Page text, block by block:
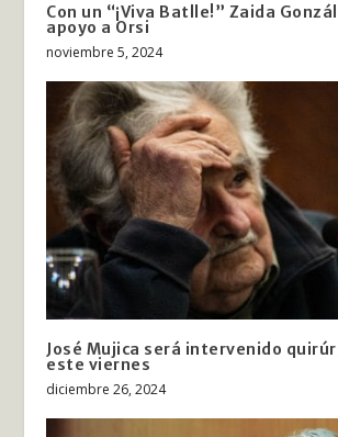
Con un “¡Viva Batlle!” Zaida
apoyo a Orsi
noviembre 5, 2024
José Mujica será intervenido
este viernes
diciembre 26, 2024